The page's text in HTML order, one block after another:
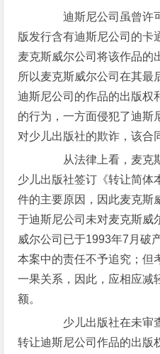
迪斯尼公司虽曾许可
版发行含有迪斯尼公司的卡
麦克斯威尔公司将该作品的
所以麦克斯威尔公司在其最
迪斯尼公司的作品的出版权
的行为，一方面侵犯了迪斯
对少儿出版社的欺诈，该合
从法律上看，麦克
少儿出版社签订《转让简体
件的主要原因，因此麦克斯
于迪斯尼公司未对麦克斯威
威尔公司已于1993年7月破
本案中的责任不予追究；但
一果关系，因此，应相应减
额。
少儿出版社在未审
转让迪斯尼公司作品的出版